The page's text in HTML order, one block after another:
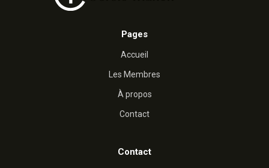
Pages
Accueil
Les Membres
À propos
Contact
Contact